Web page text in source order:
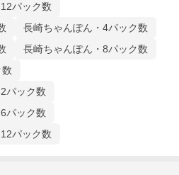
パック数
長崎ちゃんぽん・4パック数
長崎ちゃんぽん・8パック数
パック数
パック数
パック数